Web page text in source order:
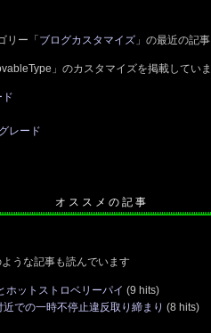
リー「 ブログカスタマイズ 」の最近の記事
」のカスタマイズを掲載してい
ド
レード
オ ス ス メ の 記 事
うな記事も読んでいます
ホットストロベリーパイ (9 hits)
での一時不停止違反取り締まり (8 hits)